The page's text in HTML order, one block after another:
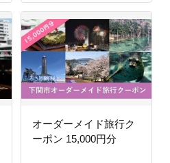
オーダーメイド旅行ク
ーポン 15,000円分